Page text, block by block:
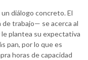
diálogo concreto. El
trabajo— se acerca al
plantea su expectativa
pan, por lo que es
horas de capacidad